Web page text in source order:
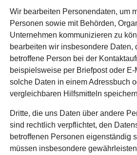
Wir bearbeiten Personen­daten, um
Personen sowie mit Behörden,
Unternehmen kommuni­zieren zu
bearbeiten wir insbesondere Daten,
betroffene Person bei der
beispielsweise per Briefpost oder E-
solche Daten in einem Adress­buch
vergleichbaren Hilfs­mitteln
Dritte, die uns Daten über andere
sind recht­lich ver­pflichtet, den
betroffenen Personen eigen­ständig
müssen ins­besondere